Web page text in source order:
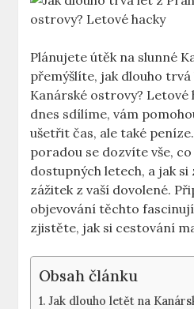
Plánujete útěk na slunné
přemýšlíte, jak dlouho trvá
Kanárské ostrovy? Letové
dnes sdílíme, vám
ušetřit čas, ale také
poradou se dozvíte vše,
dostupných letech, a jak
zážitek z vaší dovolené.
objevování těchto
zjistěte, jak si cestování
Obsah článku
Jak dlouho letět na